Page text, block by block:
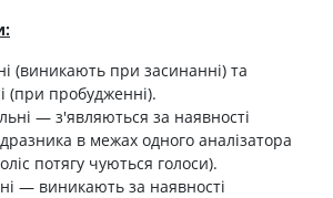
(виникають при засинанні) та
(при пробудженні).
— з'являються за наявності
в межах одного аналізатора
потягу чуються голоси).
— виникають за наявності